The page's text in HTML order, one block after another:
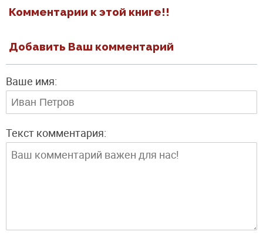
Комментарии к этой книге!!
Добавить Ваш комментарий
Ваше имя:
Текст комментария: